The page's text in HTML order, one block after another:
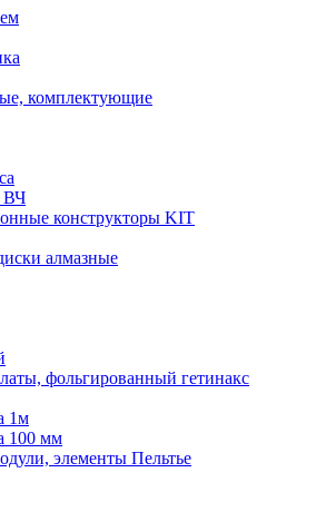
комплектующие
ВЧ
конструкторы KIT
алмазные
фольгированный гетинакс
1м
100 мм
элементы Пельтье